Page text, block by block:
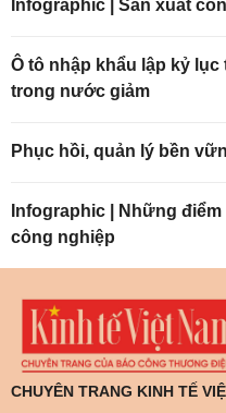
Infographic | Sản xuất
Ô tô nhập khẩu lập kỷ
trong nước giảm
Phục hồi, quản lý bền
Infographic | Những
công nghiệp
CHUYÊN TRANG KINH TẾ